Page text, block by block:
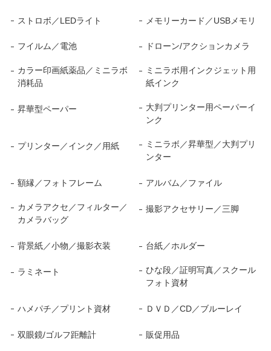
ストロボ／LEDライト メモリーカード／USBメモリ
フイルム／電池 ドローン/アクションカメラ
カラー印画紙薬品／ミニラボ
消耗品
ミニラボ用インクジェット用
紙インク
昇華型ペーパー
大判プリンター用ペーパーイ
ンク
プリンター／インク／用紙
ミニラボ／昇華型／大判プリ
ンター
額縁／フォトフレーム アルバム／ファイル
カメラアクセ／フィルター／
カメラバッグ
撮影アクセサリー／三脚
背景紙／小物／撮影衣装 台紙／ホルダー
ラミネート
ひな段／証明写真／スクール
フォト資材
ハメパチ／プリント資材 ＤＶＤ／CD／ブルーレイ
双眼鏡/ゴルフ距離計 販促用品